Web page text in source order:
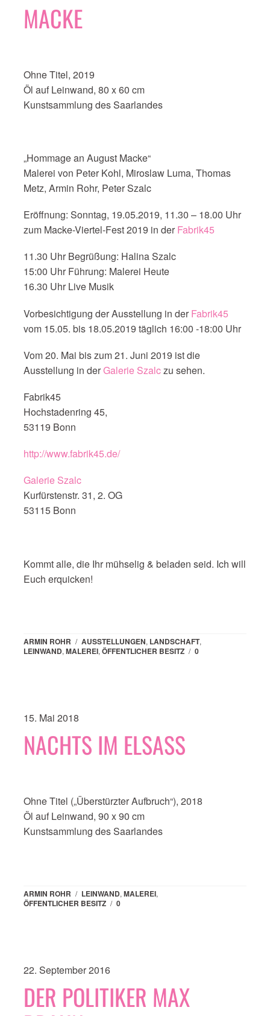
MACKE
Ohne Titel, 2019
Öl auf Leinwand, 80 x 60 cm
Kunstsammlung des Saarlandes
„Hommage an August Macke“
Malerei von Peter Kohl, Miroslaw Luma, Thomas
Metz, Armin Rohr, Peter Szalc
Eröffnung: Sonntag, 19.05.2019, 11.30 – 18.00 Uhr
zum Macke-Viertel-Fest 2019 in der Fabrik45
11.30 Uhr Begrüßung: Halina Szalc
15:00 Uhr Führung: Malerei Heute
16.30 Uhr Live Musik
Vorbesichtigung der Ausstellung in der Fabrik45
vom 15.05. bis 18.05.2019 täglich 16:00 -18:00 Uhr
Vom 20. Mai bis zum 21. Juni 2019 ist die
Ausstellung in derGalerie Szalczu sehen.
Fabrik45
Hochstadenring 45,
53119 Bonn
http://www.fabrik45.de/
Galerie Szalc
Kurfürstenstr. 31, 2. OG
53115 Bonn
Kommt alle, die Ihr mühselig & beladen seid. Ich will
Euch erquicken!
ARMIN ROHR / AUSSTELLUNGEN, LANDSCHAFT,
LEINWAND, MALEREI, ÖFFENTLICHER BESITZ / 0
15. Mai 2018
NACHTS IM ELSASS
Ohne Titel („Überstürzter Aufbruch“), 2018
Öl auf Leinwand, 90 x 90 cm
Kunstsammlung des Saarlandes
ARMIN ROHR / LEINWAND,MALEREI,
ÖFFENTLICHER BESITZ / 0
22. September 2016
DER POLITIKER MAX